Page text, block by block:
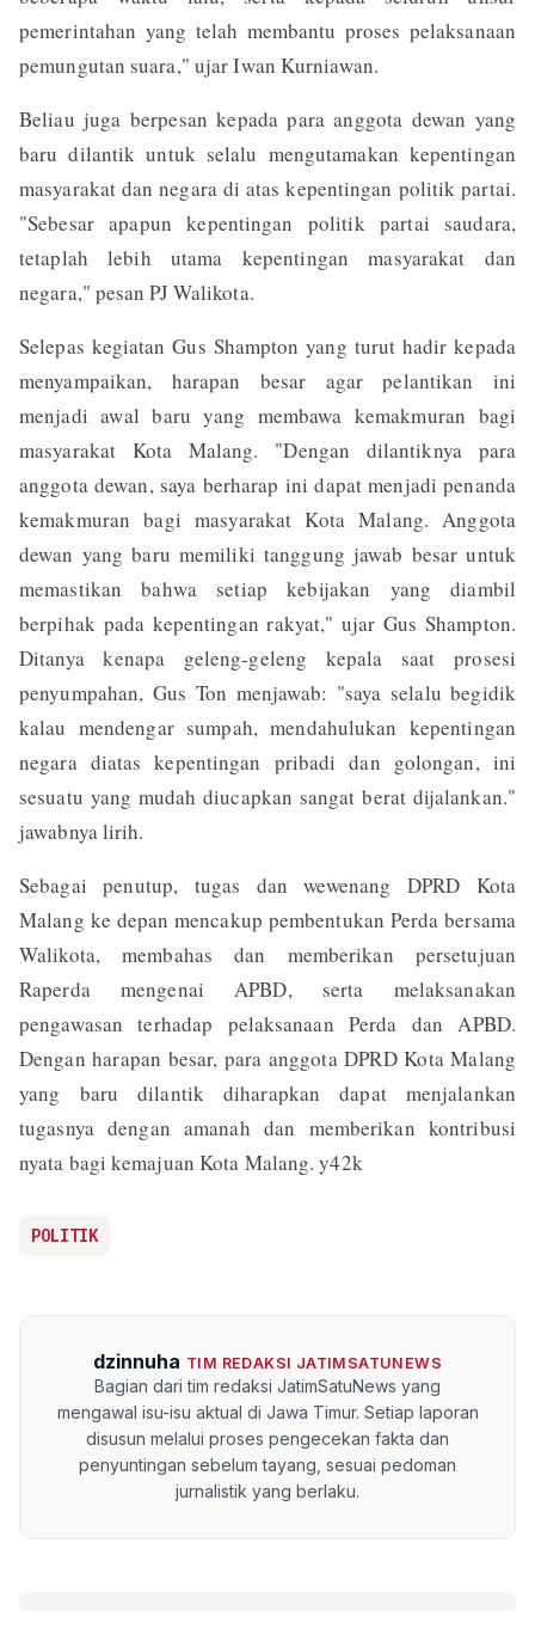
pemerintahan yang telah membantu proses pelaksanaan
pemungutan suara," ujar Iwan Kurniawan.
Beliau juga berpesan kepada para anggota dewan yang
baru dilantik untuk selalu mengutamakan kepentingan
masyarakat dan negara di atas kepentingan politik partai.
"Sebesar apapun kepentingan politik partai saudara,
tetaplah lebih utama kepentingan masyarakat dan
negara," pesan PJ Walikota.
Selepas kegiatan Gus Shampton yang turut hadir kepada
menyampaikan, harapan besar agar pelantikan ini
menjadi awal baru yang membawa kemakmuran bagi
masyarakat Kota Malang. "Dengan dilantiknya para
anggota dewan, saya berharap ini dapat menjadi penanda
kemakmuran bagi masyarakat Kota Malang. Anggota
dewan yang baru memiliki tanggung jawab besar untuk
memastikan bahwa setiap kebijakan yang diambil
berpihak pada kepentingan rakyat," ujar Gus Shampton.
Ditanya kenapa geleng-geleng kepala saat prosesi
penyumpahan, Gus Ton menjawab: "saya selalu begidik
kalau mendengar sumpah, mendahulukan kepentingan
negara diatas kepentingan pribadi dan golongan, ini
sesuatu yang mudah diucapkan sangat berat dijalankan."
jawabnya lirih.
Sebagai penutup, tugas dan wewenang DPRD Kota
Malang ke depan mencakup pembentukan Perda bersama
Walikota, membahas dan memberikan persetujuan
Raperda mengenai APBD, serta melaksanakan
pengawasan terhadap pelaksanaan Perda dan APBD.
Dengan harapan besar, para anggota DPRD Kota Malang
yang baru dilantik diharapkan dapat menjalankan
tugasnya dengan amanah dan memberikan kontribusi
nyata bagi kemajuan Kota Malang. y42k
POLITIK
dzinnuha TIM REDAKSI JATIMSATUNEWS
Bagian dari tim redaksi JatimSatuNews yang
mengawal isu-isu aktual di Jawa Timur. Setiap laporan
disusun melalui proses pengecekan fakta dan
penyuntingan sebelum tayang, sesuai pedoman
jurnalistik yang berlaku.